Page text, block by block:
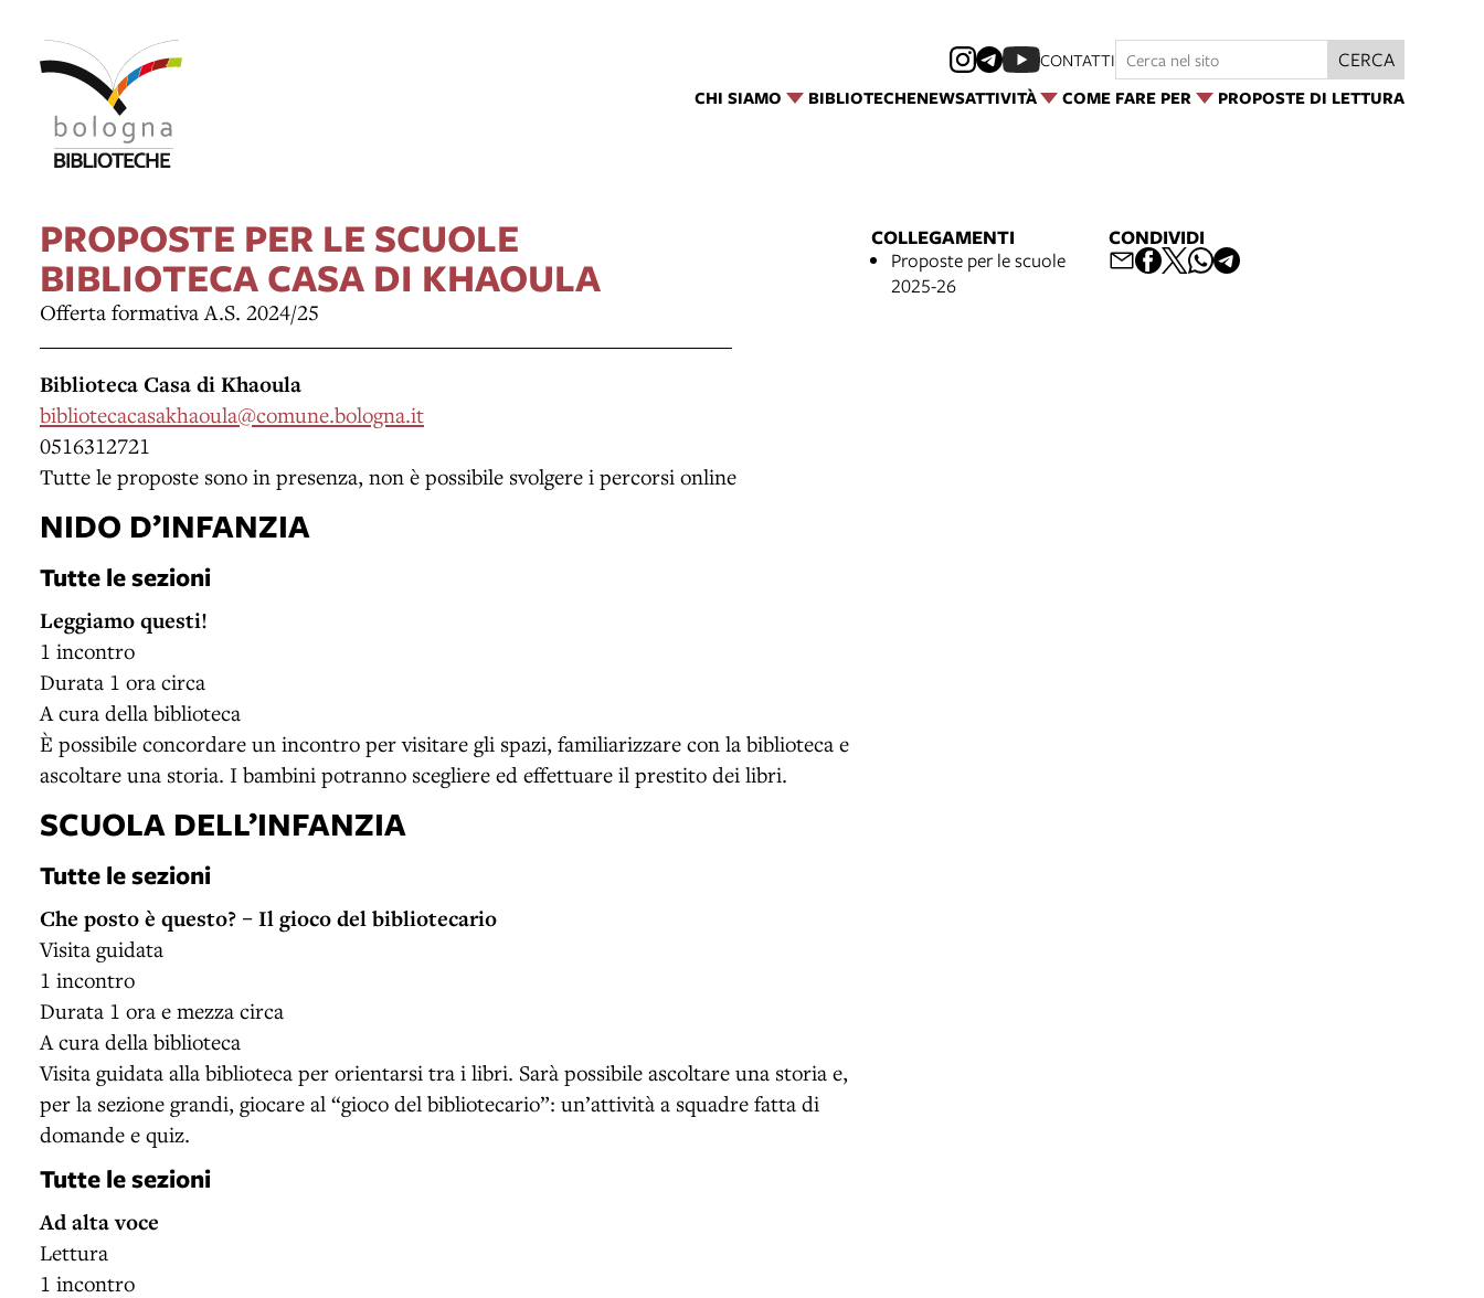
CHI SIAMO BIBLIOTECHENEWSATTIVITÀ COME FARE PER PROPOSTE DI LETTURA
CONTATTI CERCA
PROPOSTE PER LE SCUOLE
BIBLIOTECA CASA DI KHAOULA
Offerta formativa A.S. 2024/25
Biblioteca Casa di Khaoula
bibliotecacasakhaoula@comune.bologna.it
0516312721
Tutte le proposte sono in presenza, non è possibile svolgere i percorsi online
NIDO D’INFANZIA
Tutte le sezioni
Leggiamo questi!
1 incontro
Durata 1 ora circa
A cura della biblioteca
È possibile concordare un incontro per visitare gli spazi, familiarizzare con la biblioteca e
ascoltare una storia. I bambini potranno scegliere ed effettuare il prestito dei libri.
SCUOLA DELL’INFANZIA
Tutte le sezioni
Che posto è questo? – Il gioco del bibliotecario
Visita guidata
1 incontro
Durata 1 ora e mezza circa
A cura della biblioteca
Visita guidata alla biblioteca per orientarsi tra i libri. Sarà possibile ascoltare una storia e,
per la sezione grandi, giocare al “gioco del bibliotecario”: un’attività a squadre fatta di
domande e quiz.
Tutte le sezioni
Ad alta voce
Lettura
1 incontro
COLLEGAMENTI
Proposte per le scuole
2025-26
CONDIVIDI